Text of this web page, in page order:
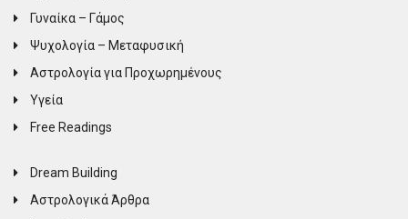
Γυναίκα – Γάμος
Ψυχολογία – Μεταφυσική
Αστρολογία για Προχωρημένους
Υγεία
Free Readings
Dream Building
Αστρολογικά Άρθρα